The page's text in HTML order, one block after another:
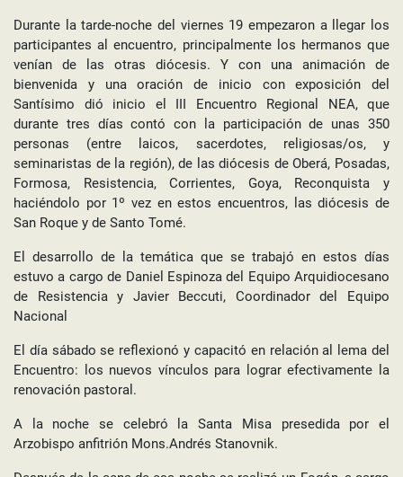
Durante la tarde-noche del viernes 19 empezaron a llegar los
participantes al encuentro, principalmente los hermanos que
venían de las otras diócesis. Y con una animación de
bienvenida y una oración de inicio con exposición del
Santísimo dió inicio el III Encuentro Regional NEA, que
durante tres días contó con la participación de unas 350
personas (entre laicos, sacerdotes, religiosas/os, y
seminaristas de la región), de las diócesis de Oberá, Posadas,
Formosa, Resistencia, Corrientes, Goya, Reconquista y
haciéndolo por 1º vez en estos encuentros, las diócesis de
San Roque y de Santo Tomé.
El desarrollo de la temática que se trabajó en estos días
estuvo a cargo de Daniel Espinoza del Equipo Arquidiocesano
de Resistencia y Javier Beccuti, Coordinador del Equipo
Nacional
El día sábado se reflexionó y capacitó en relación al lema del
Encuentro: los nuevos vínculos para lograr efectivamente la
renovación pastoral.
A la noche se celebró la Santa Misa presedida por el
Arzobispo anfitrión Mons.Andrés Stanovnik.